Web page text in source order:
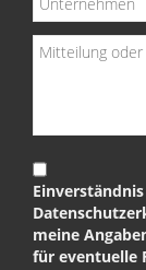
meine
für eventuelle